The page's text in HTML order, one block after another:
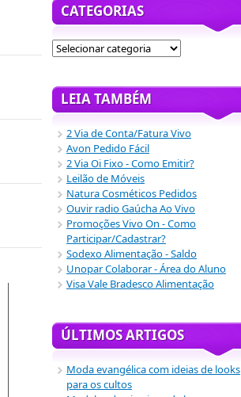
CATEGORIAS
LEIA TAMBÉM
2 Via de Conta/Fatura Vivo
Avon Pedido Fácil
2 Via Oi Fixo - Como Emitir?
Leilão de Móveis
Natura Cosméticos Pedidos
Ouvir radio Gaúcha Ao Vivo
Promoções Vivo On - Como
Participar/Cadastrar?
Sodexo Alimentação - Saldo
Unopar Colaborar - Área do Aluno
Visa Vale Bradesco Alimentação
ÚLTIMOS ARTIGOS
Moda evangélica com ideias de looks
para os cultos